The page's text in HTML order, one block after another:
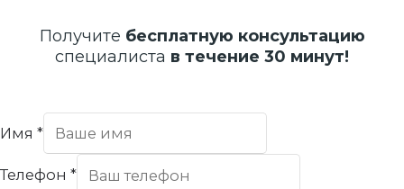
Получите бесплатную консультацию
специалиста в течение 30 минут!
Имя *
Телефон *